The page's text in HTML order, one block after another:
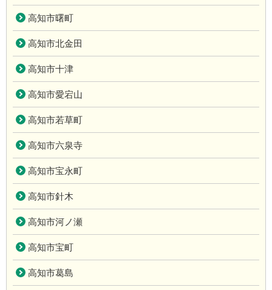
高知市曙町
高知市北金田
高知市十津
高知市愛宕山
高知市若草町
高知市六泉寺
高知市宝永町
高知市針木
高知市河ノ瀬
高知市宝町
高知市葛島